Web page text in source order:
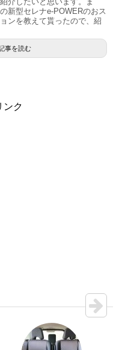
新型セレナe-POWERのおス
ンを教えて貰ったので、紹
事を読む
ンク